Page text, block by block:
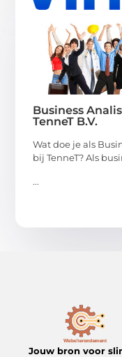
Business
TenneT B.V.
Wat doe je als
bij TenneT? Als
...
Jouw bron voor